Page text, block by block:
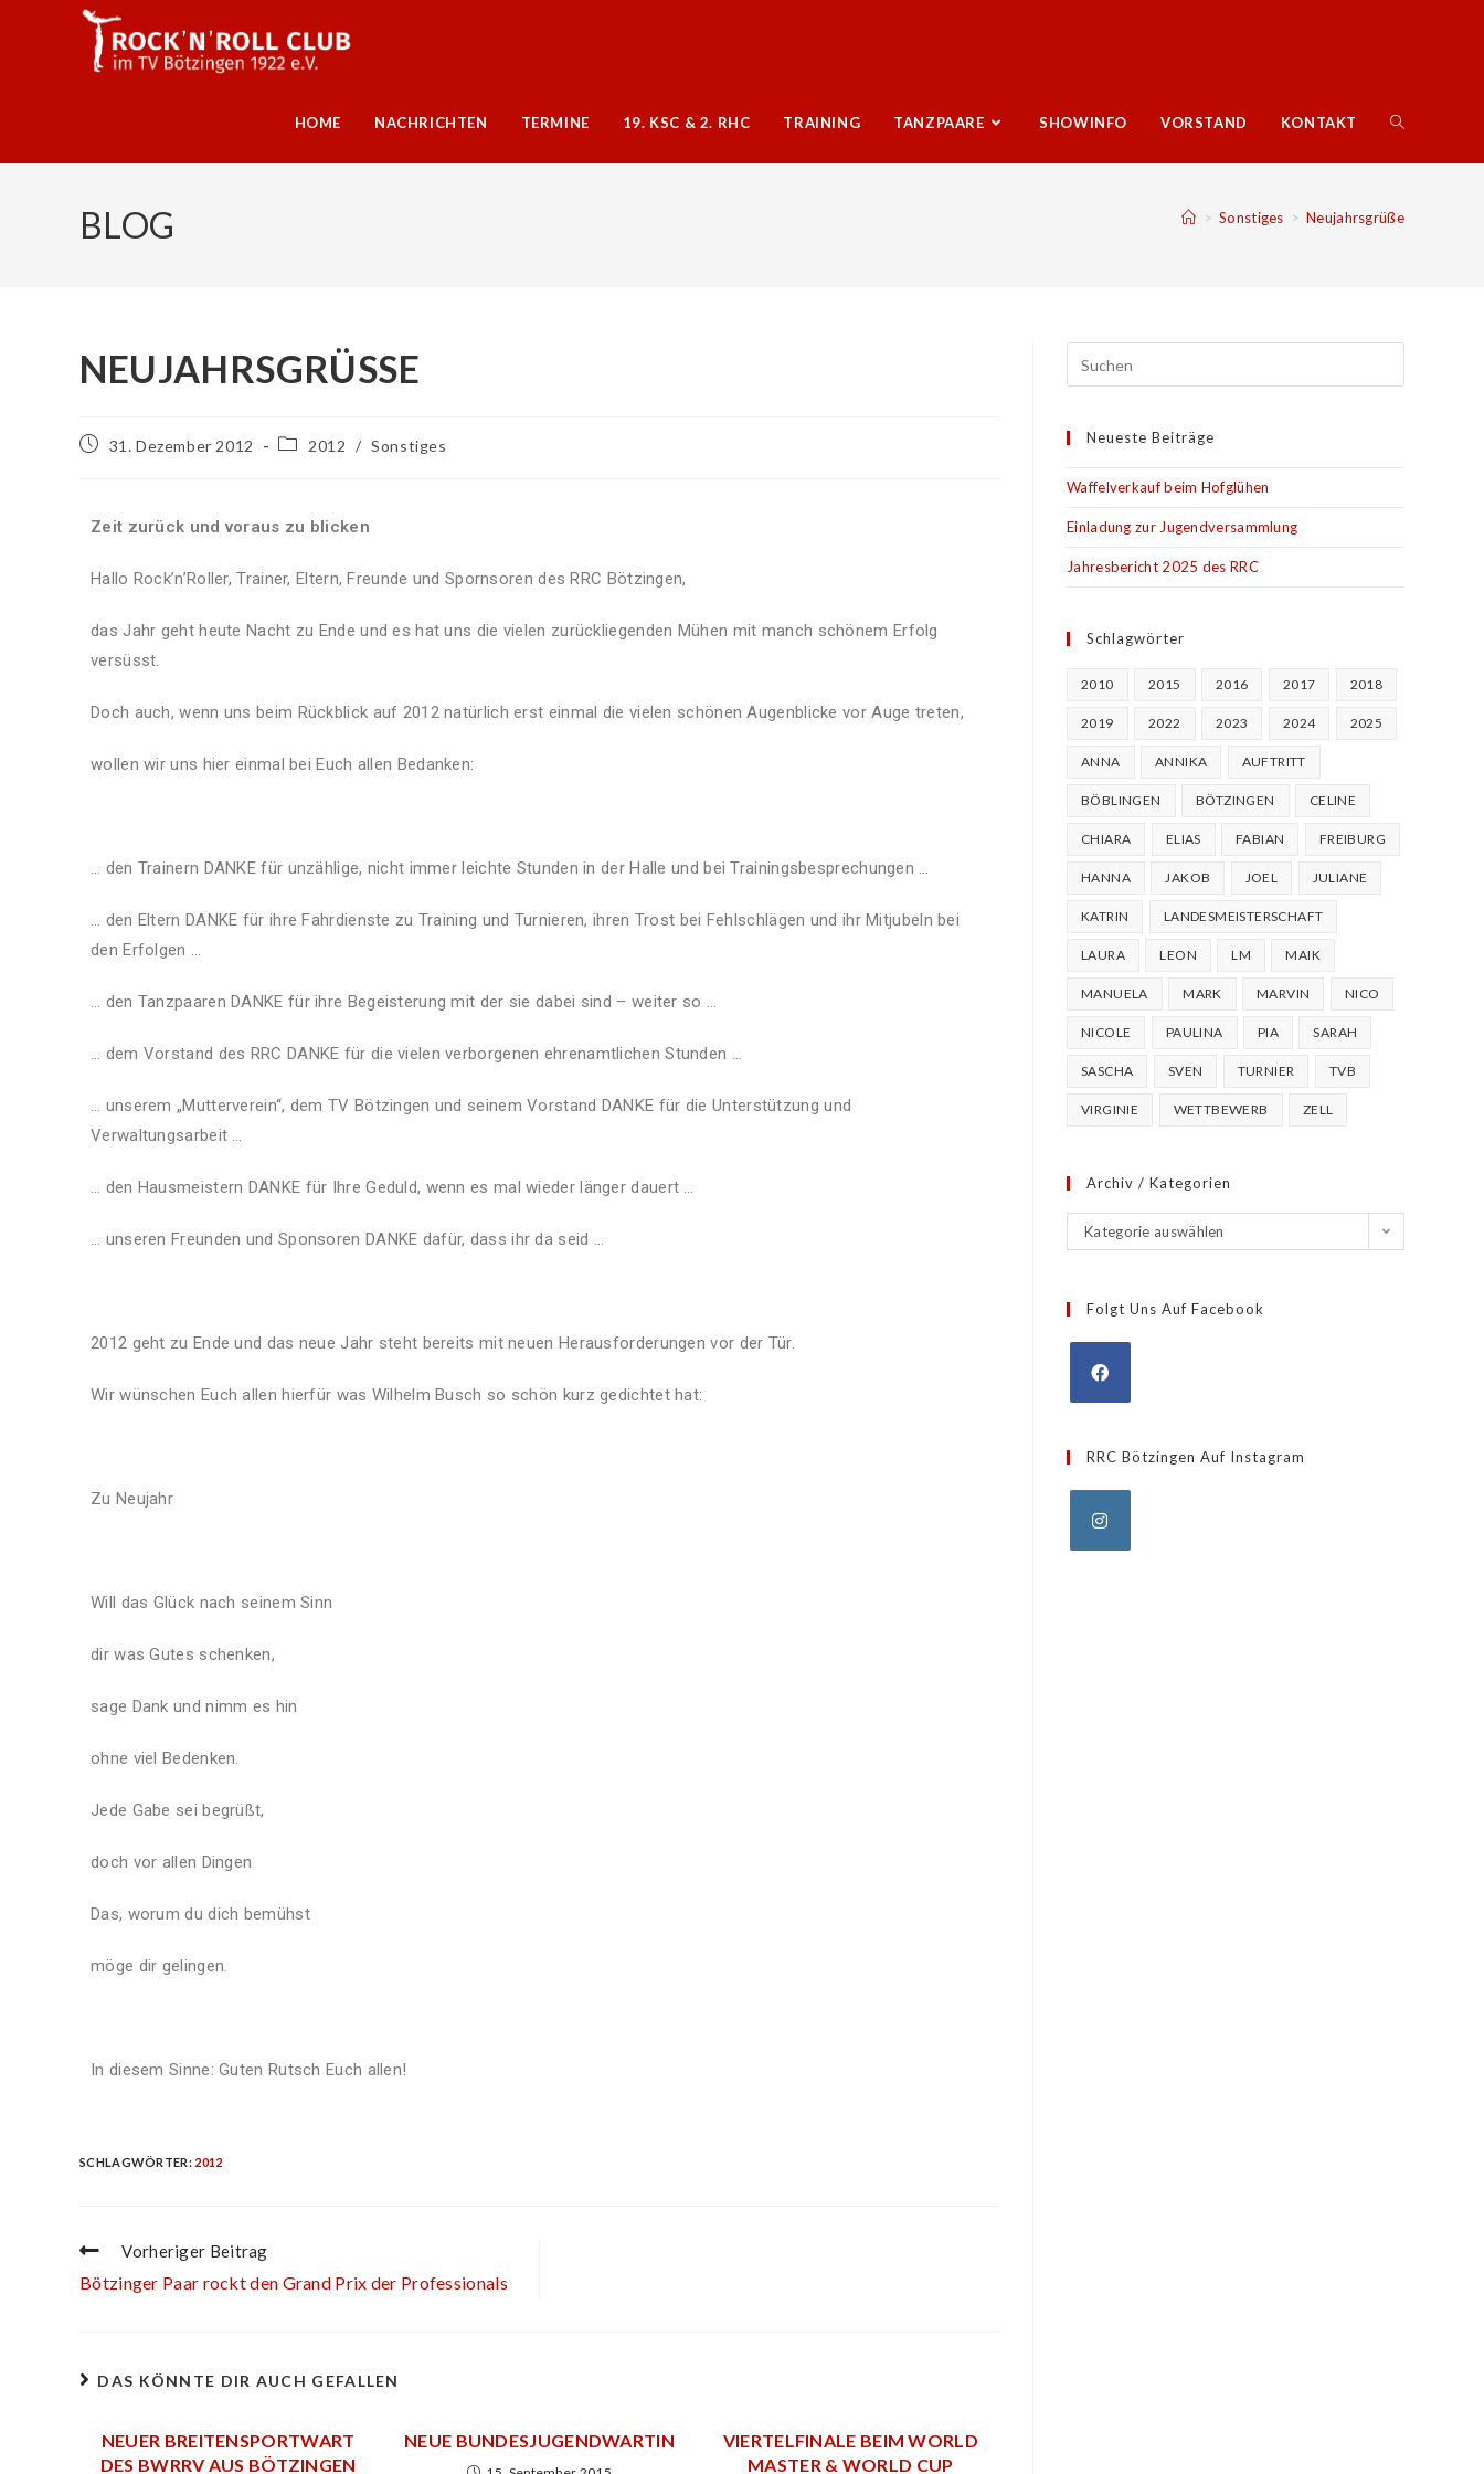
HOME NACHRICHTEN TERMINE 19. KSC & 2. RHC TRAINING TANZPAARE SHOWINFO VORSTAND KONTAKT
BLOG > Sonstiges > Neujahrsgrüße
NEUJAHRSGRÜSSE
31. Dezember 2012 2012 / Sonstiges
Zeit zurück und voraus zu blicken
Hallo Rock’n’Roller, Trainer, Eltern, Freunde und Spornsoren des RRC Bötzingen,
das Jahr geht heute Nacht zu Ende und es hat uns die vielen zurückliegenden Mühen mit manch schönem Erfolg
versüsst.
Doch auch, wenn uns beim Rückblick auf 2012 natürlich erst einmal die vielen schönen Augenblicke vor Auge treten,
wollen wir uns hier einmal bei Euch allen Bedanken:
… den Trainern DANKE für unzählige, nicht immer leichte Stunden in der Halle und bei Trainingsbesprechungen …
… den Eltern DANKE für ihre Fahrdienste zu Training und Turnieren, ihren Trost bei Fehlschlägen und ihr Mitjubeln bei
den Erfolgen …
… den Tanzpaaren DANKE für ihre Begeisterung mit der sie dabei sind – weiter so …
… dem Vorstand des RRC DANKE für die vielen verborgenen ehrenamtlichen Stunden …
… unserem „Mutterverein“, dem TV Bötzingen und seinem Vorstand DANKE für die Unterstützung und
Verwaltungsarbeit …
… den Hausmeistern DANKE für Ihre Geduld, wenn es mal wieder länger dauert …
… unseren Freunden und Sponsoren DANKE dafür, dass ihr da seid …
2012 geht zu Ende und das neue Jahr steht bereits mit neuen Herausforderungen vor der Tür.
Wir wünschen Euch allen hierfür was Wilhelm Busch so schön kurz gedichtet hat:
Zu Neujahr
Will das Glück nach seinem Sinn
dir was Gutes schenken,
sage Dank und nimm es hin
ohne viel Bedenken.
Jede Gabe sei begrüßt,
doch vor allen Dingen
Das, worum du dich bemühst
möge dir gelingen.
In diesem Sinne: Guten Rutsch Euch allen!
SCHLAGWÖRTER: 2012
Vorheriger Beitrag
Bötzinger Paar rockt den Grand Prix der Professionals
DAS KÖNNTE DIR AUCH GEFALLEN
NEUER BREITENSPORTWART
DES BWRRV AUS BÖTZINGEN
NEUE BUNDESJUGENDWARTIN
VIERTELFINALE BEIM WORLD
MASTER & WORLD CUP
Neueste Beiträge
Waffelverkauf beim Hofglühen
Einladung zur Jugendversammlung
Jahresbericht 2025 des RRC
Schlagwörter
2010 2015 2016 2017 2018
2019 2022 2023 2024 2025
ANNA ANNIKA AUFTRITT
BÖBLINGEN BÖTZINGEN CELINE
CHIARA ELIAS FABIAN FREIBURG
HANNA JAKOB JOEL JULIANE
KATRIN LANDESMEISTERSCHAFT
LAURA LEON LM MAIK
MANUELA MARK MARVIN NICO
NICOLE PAULINA PIA SARAH
SASCHA SVEN TURNIER TVB
VIRGINIE WETTBEWERB ZELL
Archiv / Kategorien
Kategorie auswählen
Folgt Uns Auf Facebook
RRC Bötzingen Auf Instagram